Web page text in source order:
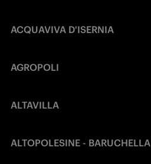
ACQUAVIVA D'ISERNIA
AGROPOLI
ALTAVILLA
ALTOPOLESINE - BARUCHELLA